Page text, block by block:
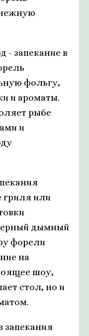
- запекание в
фольгу,
и ароматы.
рыбе
и
гриля или
дымный
форели
на
шоу,
стол, но и
запекания